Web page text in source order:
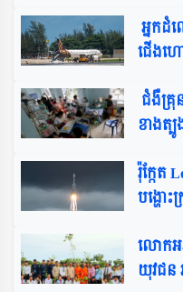
អ្នក
ជើងហ
ជំងឺគ្
ខាងត្
រ៉ុក្កែ
បង្ហោ
លោកអ
យុវជន